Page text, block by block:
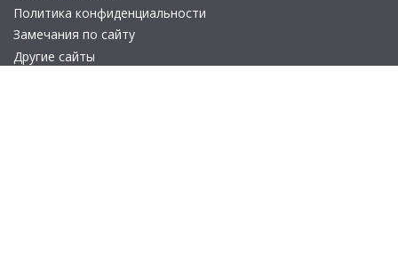
Политика конфиденциальности
Замечания по сайту
Другие сайты